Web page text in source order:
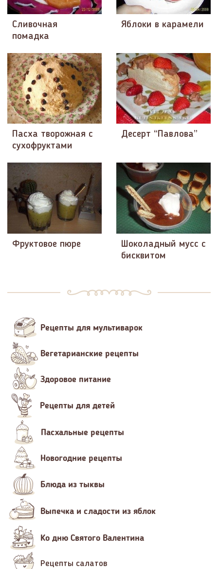
Сливочная
помадка
Яблоки в карамели
Пасха творожная с
сухофруктами
Десерт “Павлова”
Фруктовое пюре
Шоколадный мусс с
бисквитом
Рецепты для мультиварок
Вегетарианские рецепты
Здоровое питание
Рецепты для детей
Пасхальные рецепты
Новогодние рецепты
Блюда из тыквы
Выпечка и сладости из яблок
Ко дню Святого Валентина
Рецепты салатов